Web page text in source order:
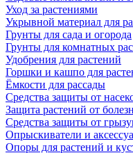
Уход за растениями
Укрывной материал для
Грунты для сада и огорода
Грунты для комнатных
Удобрения для растений
Горшки и кашпо для
Ёмкости для рассады
Средства защиты от
Защита растений от
Средства защиты от
Опрыскиватели и
Опоры для растений и